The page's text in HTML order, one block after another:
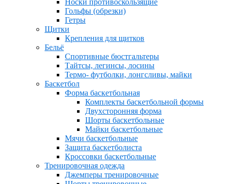
Гольфы (обрезки)
Гетры
Щитки
Крепления для щитков
Бельё
Спортивные бюстгальтеры
Тайтсы, легинсы, лосины
Термо- футболки, лонгсливы, майки
Баскетбол
Форма баскетбольная
Комплекты баскетбольной формы
Двухсторонняя форма
Шорты баскетбольные
Майки баскетбольные
Мячи баскетбольные
Защита баскетболиста
Кроссовки баскетбольные
Тренировочная одежда
Джемперы тренировочные